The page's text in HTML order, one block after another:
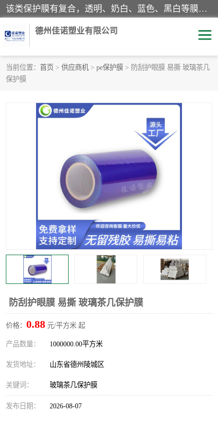
该类保护膜有复合，透明、奶白、蓝色、黑白等膜型。特高粘，高粘，中高粘，中粘，中低粘，低粘等。对于不同的粘力要求有相应的产品相适配。无胶渍残留污染。在较宽的收卷幅度下平整无皱纹，收卷长度大，利于机械化及自动化施工粘贴。为您的产品提供的表面保护解决方案。 产品广泛适用于：铝材、不锈钢、金属、塑料、电子、家电、家具、玻璃、化工材料、装饰材料等。
德州佳诺塑业有限公司
当前位置： 首页 > 供应商机 > pe保护膜 > 防刮护眼膜 易撕 玻璃茶几
保护膜
防刮护眼膜 易撕 玻璃茶几保护膜
价格： 0.88 元/平方米 起
产品数量： 1000000.00平方米
发货地址： 山东省德州陵城区
关键词： 玻璃茶几保护膜
发布日期： 2026-08-07
pe保护膜
地毯保护膜
透明保护膜
乳白保护膜
纯黑保护膜
彩钢板保护膜
不绣钢板保护膜 两边上胶保护膜
窗缝阻风胶带 铝板保护膜
不锈钢板保护膜 一次性隔离膜